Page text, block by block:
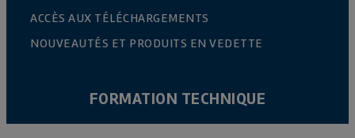
ACCÈS AUX TÉLÉCHARGEMENTS
NOUVEAUTÉS ET PRODUITS EN VEDETTE
FORMATION TECHNIQUE